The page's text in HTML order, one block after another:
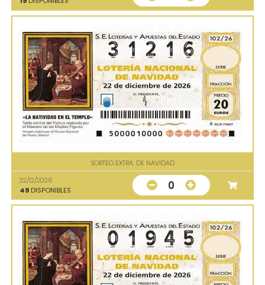
SORTEO EXTRA. DE NAVIDAD
22/12/2026
49 DISPONIBLES 0